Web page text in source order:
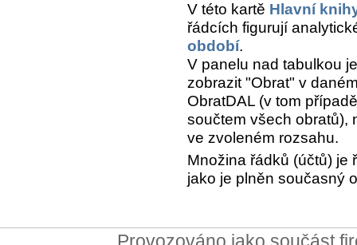
V této kartě Hlavní
řádcích figurují
období.
V panelu nad tabulkou
zobrazit "Obrat" v
ObratDAL (v tom
součtem všech obratů),
ve zvoleném rozsahu.
Množina řádků (účtů) je
jako je plněn současný